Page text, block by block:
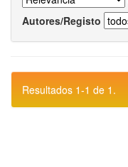
Autores/Registo
Resultados 1-1 de 1.